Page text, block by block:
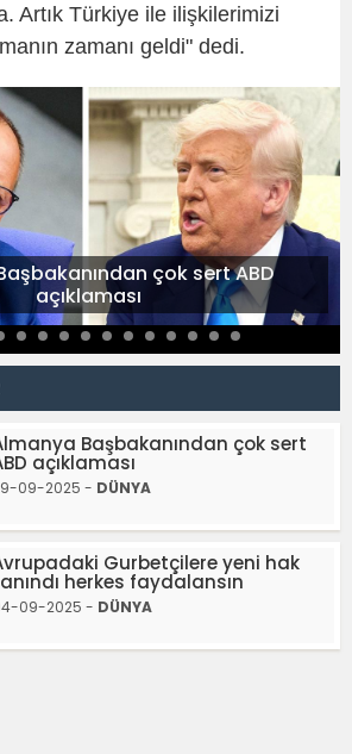
Artık Türkiye ile ilişkilerimizi
zamanı geldi" dedi.
çok sert ABD
açıklaması
Başbakanından çok sert
açıklaması
09-2025 - DÜNYA
Gurbetçilere yeni hak
herkes faydalansın
09-2025 - DÜNYA